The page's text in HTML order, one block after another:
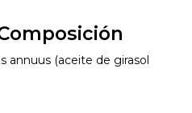
annuus (aceite de girasol